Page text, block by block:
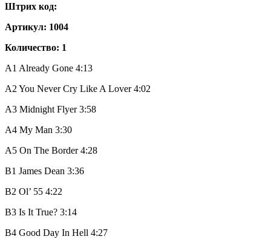
Штрих код:
Артикул: 1004
Количество: 1
A1 Already Gone 4:13
A2 You Never Cry Like A Lover 4:02
A3 Midnight Flyer 3:58
A4 My Man 3:30
A5 On The Border 4:28
B1 James Dean 3:36
B2 Ol’ 55 4:22
B3 Is It True? 3:14
B4 Good Day In Hell 4:27